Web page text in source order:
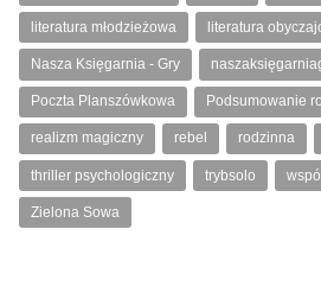
literatura młodzieżowa literatura
Nasza Księgarnia - Gry
Poczta Planszówkowa Podsumowanie
realizm magiczny rebel rodzinna
thriller psychologiczny trybsolo
Zielona Sowa